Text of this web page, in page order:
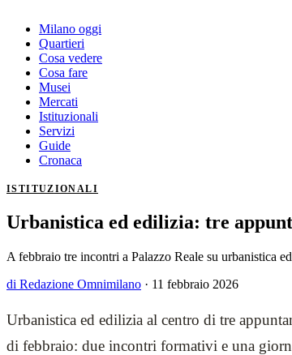
Milano oggi
Quartieri
Cosa vedere
Cosa fare
Musei
Mercati
Istituzionali
Servizi
Guide
Cronaca
ISTITUZIONALI
Urbanistica ed edilizia: tre
A febbraio tre incontri a Palazzo Reale su urbanistica
di Redazione Omnimilano · 11 febbraio 2026
Urbanistica ed edilizia al centro di tre
di febbraio: due incontri formativi e una